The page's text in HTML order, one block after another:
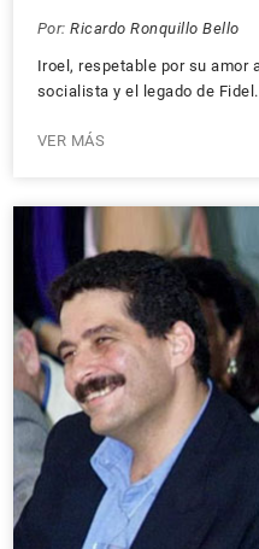
Por: Ricardo Ronquillo Bello
Iroel, respetable por su amor
socialista y el legado de Fidel.
VER MÁS